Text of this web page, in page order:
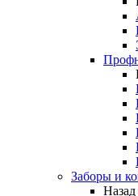
Заборы и
Назад